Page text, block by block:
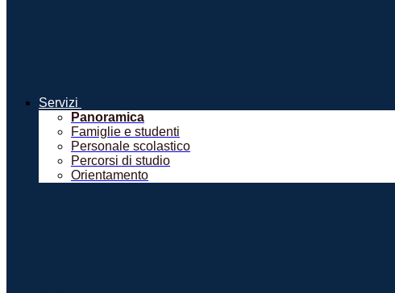
Servizi
Panoramica
Famiglie e studenti
Personale scolastico
Percorsi di studio
Orientamento